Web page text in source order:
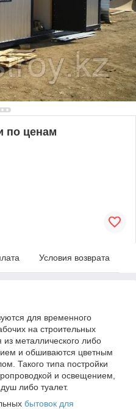
по ценам
Условия возврата
для временного
на строительных
металлического либо
и обшиваются цветным
Такого типа постройки
и освещением,
либо туалет.
бытовок для